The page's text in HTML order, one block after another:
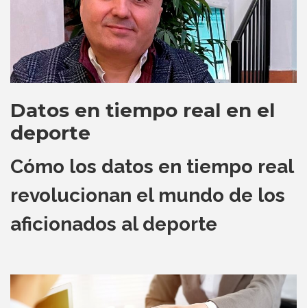
Datos en tiempo real en el
deporte
Cómo los datos en tiempo real
revolucionan el mundo de los
aficionados al deporte